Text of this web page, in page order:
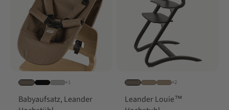
+1
Babyaufsatz, Leander
+2
Leander Louie™